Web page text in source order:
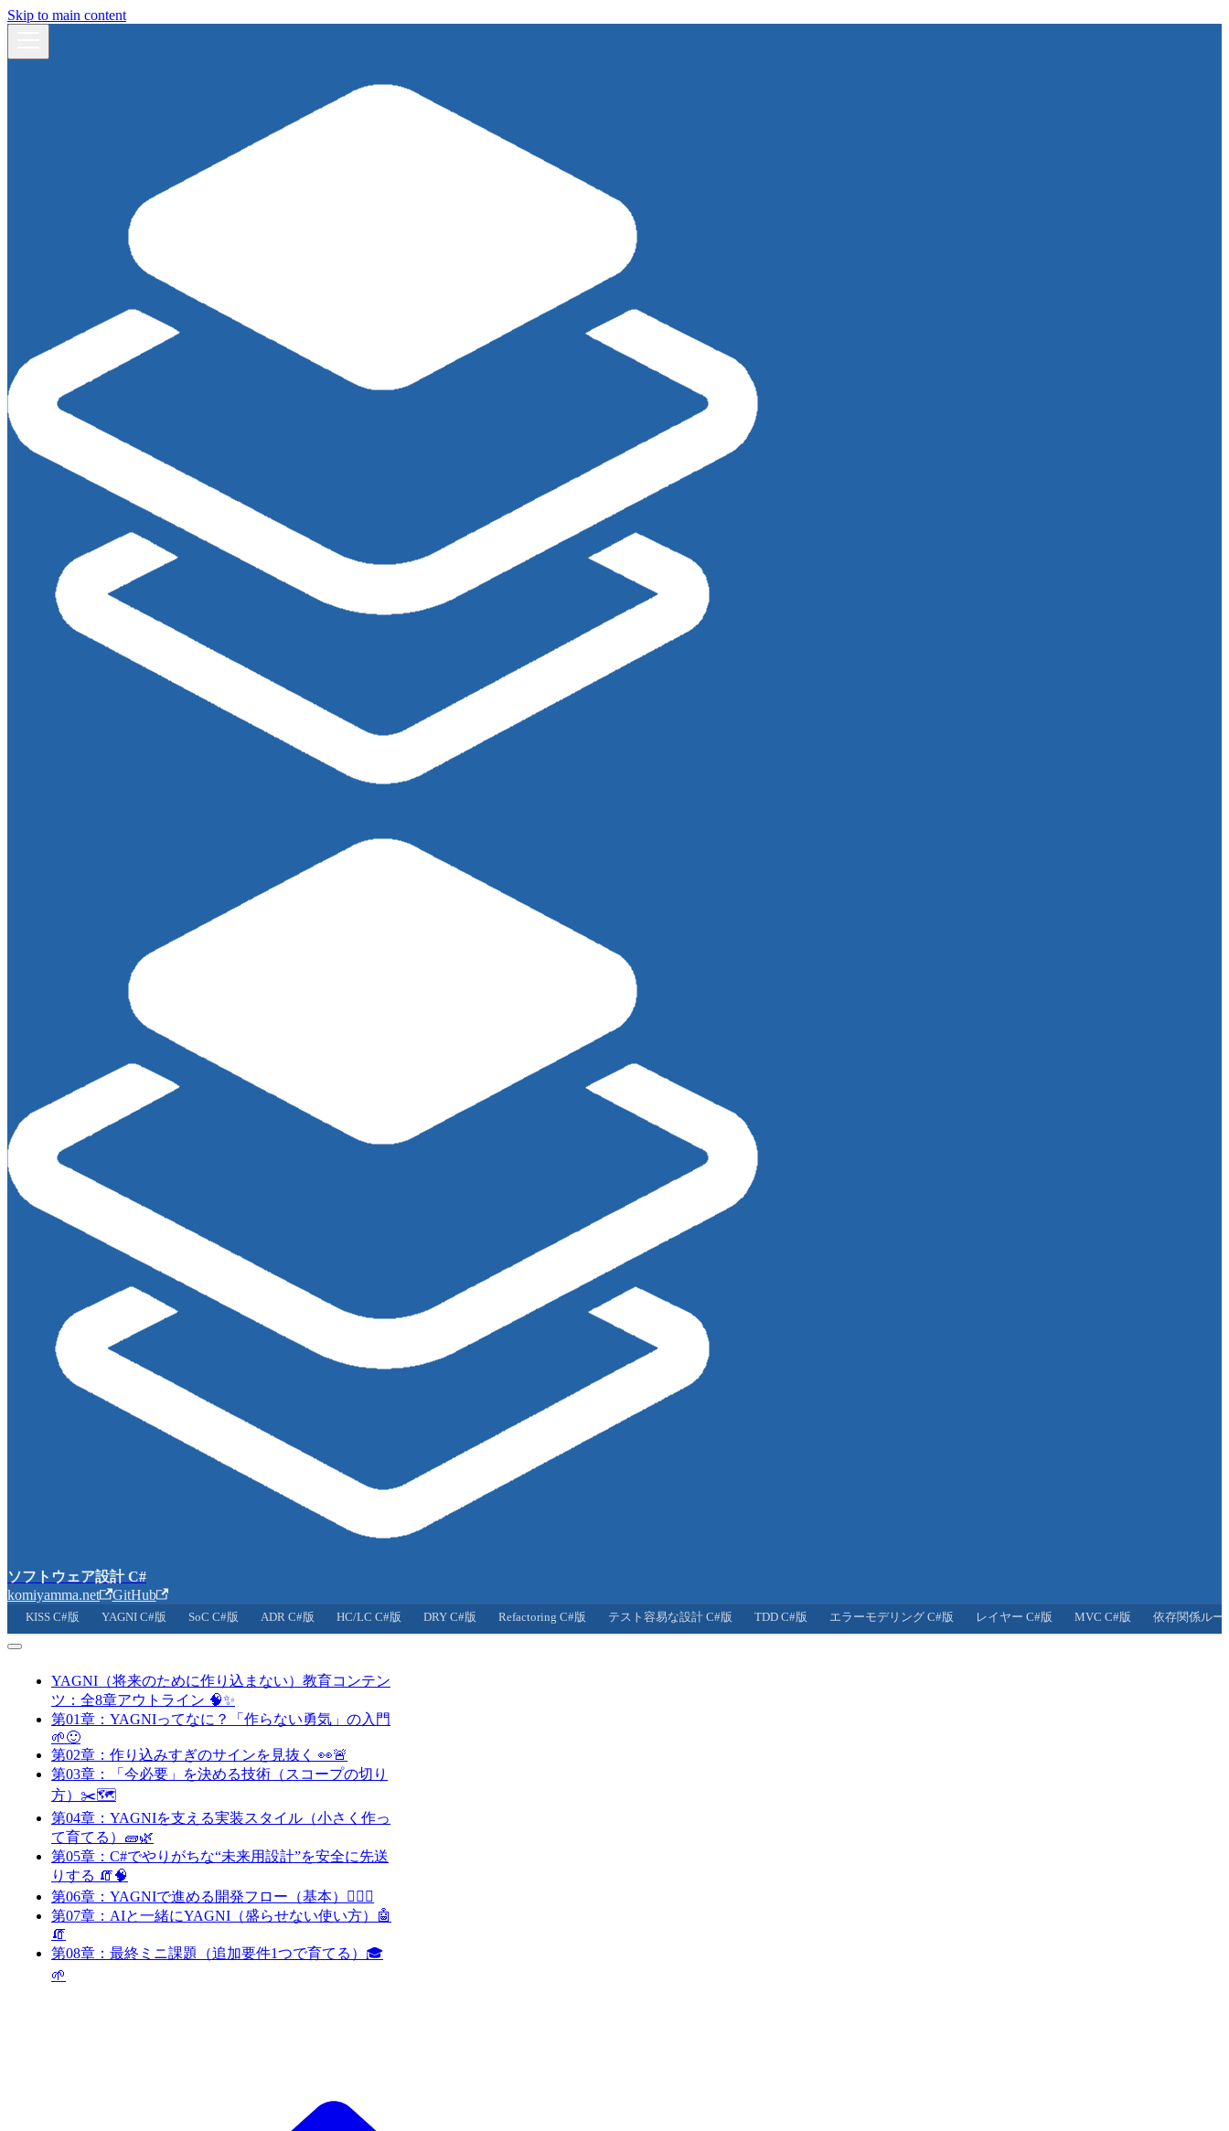
Skip to main content
ソフトウェア設計 C#
komiyamma.net
GitHub
KISS C#版 YAGNI C#版 SoC C#版 ADR C#版 HC/LC C#版 DRY C#版 Refactoring C#版 テスト容易な設計 C#版 TDD C#版 エラーモデリング C#版 レイヤー C#版 MVC C#版 依存関係ルー
YAGNI（将来のために作り込まない）教育コンテン
ツ：全8章アウトライン 🧠✨
第01章：YAGNIってなに？「作らない勇気」の入門
🌱🙂
第02章：作り込みすぎのサインを見抜く 👀🚨
第03章：「今必要」を決める技術（スコープの切り
方）✂️🗺️
第04章：YAGNIを支える実装スタイル（小さく作っ
て育てる）🧱🌿
第05章：C#でやりがちな“未来用設計”を安全に先送
りする 🧯🧠
第06章：YAGNIで進める開発フロー（基本）🚶‍♀️✨
第07章：AIと一緒にYAGNI（盛らせない使い方）🤖
🧯
第08章：最終ミニ課題（追加要件1つで育てる）🎓
🌱